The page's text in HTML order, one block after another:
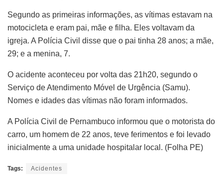
Segundo as primeiras informações, as vítimas estavam na
motocicleta e eram pai, mãe e filha. Eles voltavam da
igreja. A Polícia Civil disse que o pai tinha 28 anos; a mãe,
29; e a menina, 7.
O acidente aconteceu por volta das 21h20, segundo o
Serviço de Atendimento Móvel de Urgência (Samu).
Nomes e idades das vítimas não foram informados.
A Polícia Civil de Pernambuco informou que o motorista do
carro, um homem de 22 anos, teve ferimentos e foi levado
inicialmente a uma unidade hospitalar local. (Folha PE)
Tags: Acidentes